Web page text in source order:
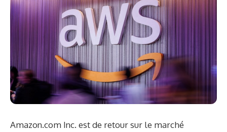
Amazon.com Inc. est de retour sur le marché